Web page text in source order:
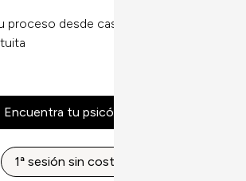
proceso desde casa con una 1ª
Encuentra tu psicólogo
1ª sesión sin coste